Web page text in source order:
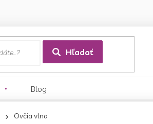
Hľadať
Blog
Ovčia vlna